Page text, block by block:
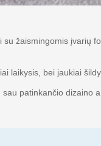
žaismingomis
laikysis, bei jaukiai
patinkančio